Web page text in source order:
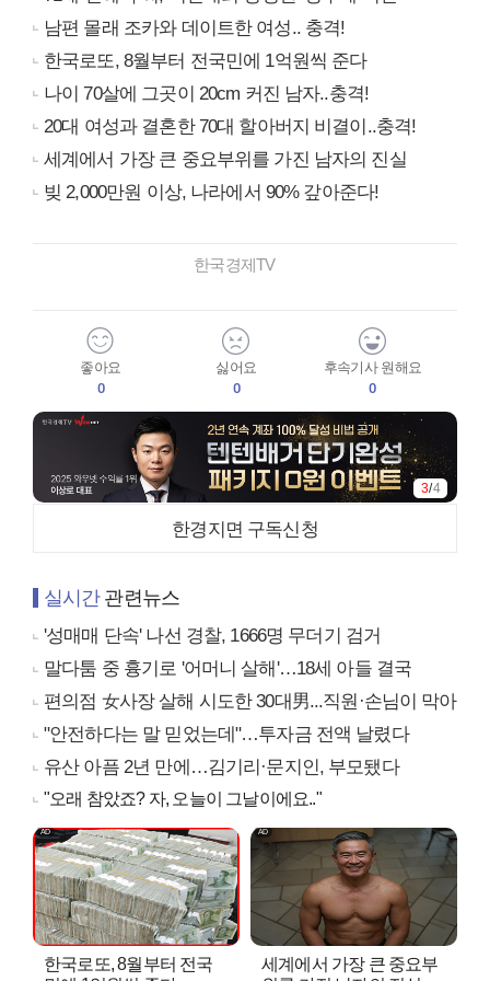
남편 몰래 조카와 데이트한 여성.. 충격!
한국로또, 8월부터 전국민에 1억원씩 준다
나이 70살에 그곳이 20cm 커진 남자..충격!
20대 여성과 결혼한 70대 할아버지 비결이..충격!
세계에서 가장 큰 중요부위를 가진 남자의 진실
빚 2,000만원 이상, 나라에서 90% 갚아준다!
한국경제TV
좋아요
0
싫어요
0
후속기사 원해요
0
3/4
한경지면 구독신청
실시간관련뉴스
'성매매 단속' 나선 경찰, 1666명 무더기 검거
말다툼 중 흉기로 '어머니 살해'…18세 아들 결국
편의점 女사장 살해 시도한 30대男...직원·손님이 막아
"안전하다는 말 믿었는데"…투자금 전액 날렸다
유산 아픔 2년 만에…김기리·문지인, 부모됐다
"오래 참았죠? 자, 오늘이 그날이에요.."
한국로또, 8월부터 전국
세계에서 가장 큰 중요부